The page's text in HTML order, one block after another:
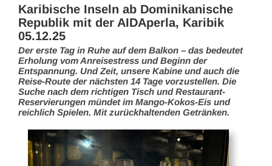
Karibische Inseln ab Dominikanische
Republik mit der AIDAperla, Karibik
05.12.25
Der erste Tag in Ruhe auf dem Balkon – das bedeutet
Erholung vom Anreisestress und Beginn der
Entspannung. Und Zeit, unsere Kabine und auch die
Reise-Route der nächsten 14 Tage vorzustellen. Die
Suche nach dem richtigen Tisch und Restaurant-
Reservierungen mündet im Mango-Kokos-Eis und
reichlich Spielen. Mit zurückhaltenden Getränken.